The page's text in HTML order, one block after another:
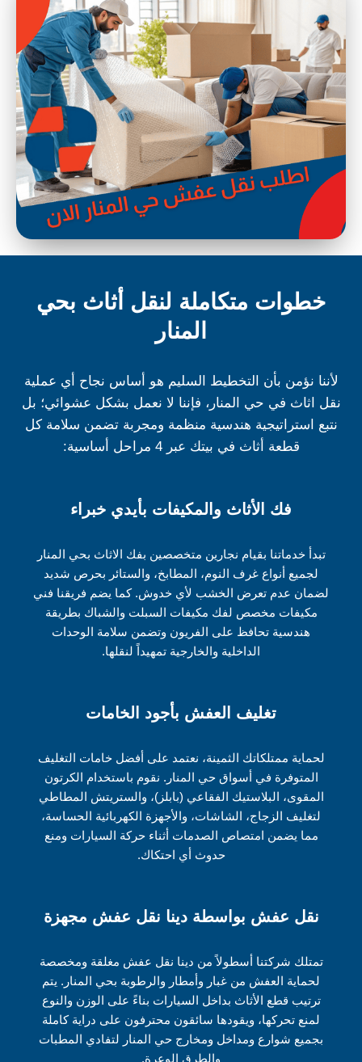
خطوات متكاملة لنقل أثاث بحي
المنار
لأننا نؤمن بأن التخطيط السليم هو أساس نجاح أي عملية
نقل اثاث في حي المنار، فإننا لا نعمل بشكل عشوائي؛ بل
نتبع استراتيجية هندسية منظمة ومجربة تضمن سلامة كل
قطعة أثاث في بيتك عبر 4 مراحل أساسية:
فك الأثاث والمكيفات بأيدي خبراء
تبدأ خدماتنا بقيام نجارين متخصصين بفك الاثاث بحي المنار
لجميع أنواع غرف النوم، المطابخ، والستائر بحرص شديد
لضمان عدم تعرض الخشب لأي خدوش. كما يضم فريقنا فني
مكيفات مخصص لفك مكيفات السبلت والشباك بطريقة
هندسية تحافظ على الفريون وتضمن سلامة الوحدات
الداخلية والخارجية تمهيداً لنقلها.
تغليف العفش بأجود الخامات
لحماية ممتلكاتك الثمينة، نعتمد على أفضل خامات التغليف
المتوفرة في أسواق حي المنار. نقوم باستخدام الكرتون
المقوى، البلاستيك الفقاعي (بابلز)، والستريتش المطاطي
لتغليف الزجاج، الشاشات، والأجهزة الكهربائية الحساسة،
مما يضمن امتصاص الصدمات أثناء حركة السيارات ومنع
حدوث أي احتكاك.
نقل عفش بواسطة دينا نقل عفش مجهزة
تمتلك شركتنا أسطولاً من دينا نقل عفش مغلقة ومخصصة
لحماية العفش من غبار وأمطار والرطوبة بحي المنار. يتم
ترتيب قطع الأثاث بداخل السيارات بناءً على الوزن والنوع
لمنع تحركها، ويقودها سائقون محترفون على دراية كاملة
بجميع شوارع ومداخل ومخارج حي المنار لتفادي المطبات
والطرق الوعرة.